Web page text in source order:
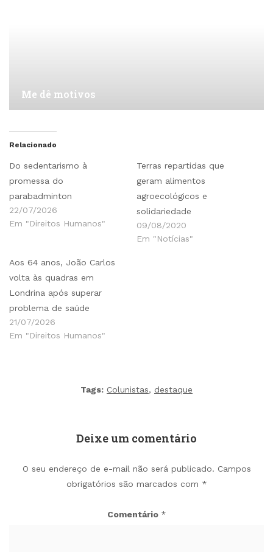
Me dê motivos
Relacionado
Do sedentarismo à
promessa do
parabadminton
22/07/2026
Em "Direitos Humanos"
Terras repartidas que
geram alimentos
agroecológicos e
solidariedade
09/08/2020
Em "Notícias"
Aos 64 anos, João Carlos
volta às quadras em
Londrina após superar
problema de saúde
21/07/2026
Em "Direitos Humanos"
Tags: Colunistas, destaque
Deixe um comentário
O seu endereço de e-mail não será publicado. Campos
obrigatórios são marcados com *
Comentário *